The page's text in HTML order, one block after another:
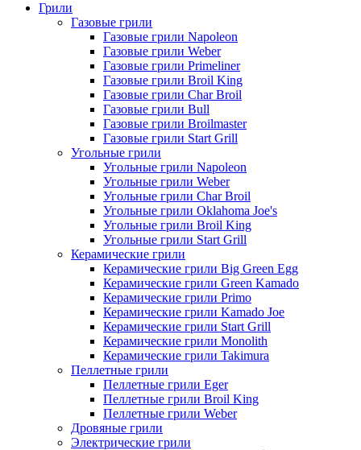
Грили
Газовые грили
Газовые грили Napoleon
Газовые грили Weber
Газовые грили Primeliner
Газовые грили Broil King
Газовые грили Char Broil
Газовые грили Bull
Газовые грили Broilmaster
Газовые грили Start Grill
Угольные грили
Угольные грили Napoleon
Угольные грили Weber
Угольные грили Char Broil
Угольные грили Oklahoma Joe's
Угольные грили Broil King
Угольные грили Start Grill
Керамические грили
Керамические грили Big Green Egg
Керамические грили Green Kamado
Керамические грили Primo
Керамические грили Kamado Joe
Керамические грили Start Grill
Керамические грили Monolith
Керамические грили Takimura
Пеллетные грили
Пеллетные грили Eger
Пеллетные грили Broil King
Пеллетные грили Weber
Дровяные грили
Электрические грили